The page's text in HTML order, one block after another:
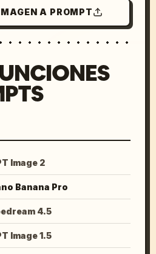
A PROMPT
Image 2
Banana Pro
4.5
Image 1.5